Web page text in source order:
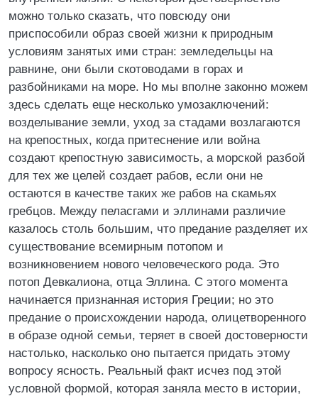
можно только сказать, что повсюду они
приспособили образ своей жизни к природным
условиям занятых ими стран: земледельцы на
равнине, они были скотоводами в горах и
разбойниками на море. Но мы вполне законно можем
здесь сделать еще несколько умозаключений:
возделывание земли, уход за стадами возлагаются
на крепостных, когда притеснение или война
создают крепостную зависимость, а морской разбой
для тех же целей создает рабов, если они не
остаются в качестве таких же рабов на скамьях
гребцов. Между пеласгами и эллинами различие
казалось столь большим, что предание разделяет их
существование всемирным потопом и
возникновением нового человеческого рода. Это
потоп Девкалиона, отца Эллина. С этого момента
начинается признанная история Греции; но это
предание о происхождении народа, олицетворенного
в образе одной семьи, теряет в своей достоверности
настолько, насколько оно пытается придать этому
вопросу ясность. Реальный факт исчез под этой
условной формой, которая заняла место в истории,